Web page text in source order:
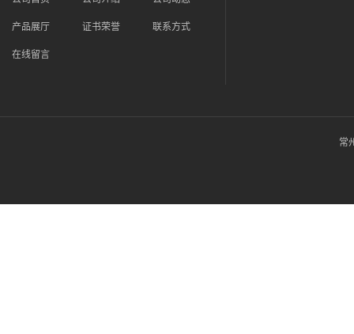
产品展厅 证书荣誉 联系方式
在线留言
常